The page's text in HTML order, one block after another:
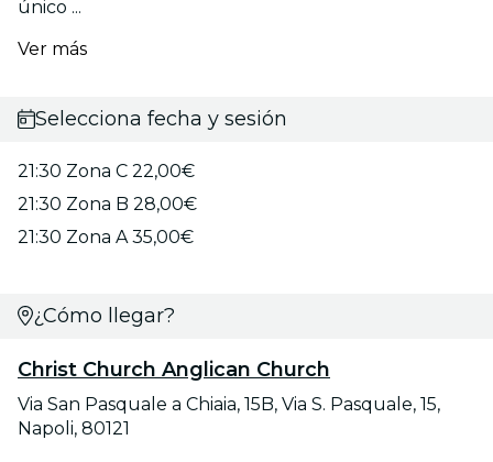
único ...
Ver más
Selecciona fecha y sesión
21:30 Zona C 22,00€
21:30 Zona B 28,00€
21:30 Zona A 35,00€
¿Cómo llegar?
Christ Church Anglican Church
Via San Pasquale a Chiaia, 15B, Via S. Pasquale, 15,
Napoli, 80121